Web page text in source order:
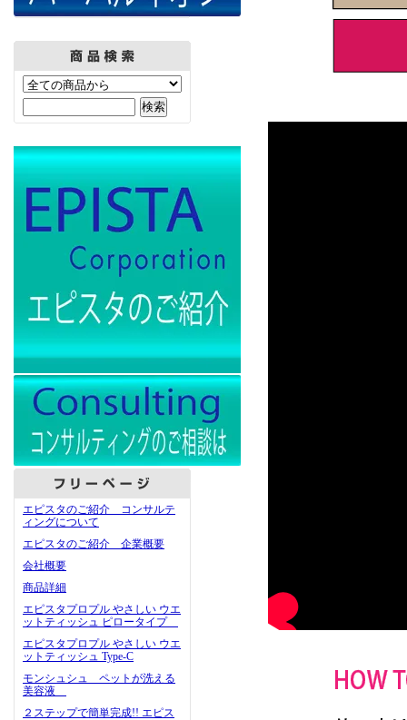
エピスタのご紹介 コンサルテ
ィングについて
エピスタのご紹介 企業概要
会社概要
商品詳細
エピスタプロプル やさしい ウエ
ットティッシュ ピロータイプ
エピスタプロプル やさしい ウエ
ットティッシュ Type-C
モンシュシュ ペットが洗える
美容液
２ステップで簡単完成!! エピス